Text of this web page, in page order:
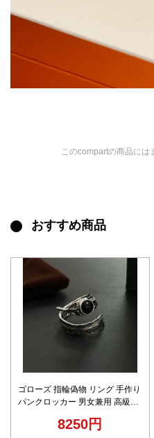
このcompartの商品には
おすすめ商品
ゴローズ 指輪偽物 リング 手作り
パンクロッカー 男女兼用 高級品
8250円